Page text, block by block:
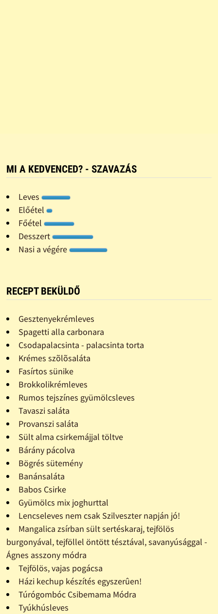
MI A KEDVENCED? - SZAVAZÁS
Leves
Előétel
Főétel
Desszert
Nasi a végére
RECEPT BEKÜLDŐ
Gesztenyekrémleves
Spagetti alla carbonara
Csodapalacsinta - palacsinta torta
Krémes szõlõsaláta
Fasírtos sünike
Brokkolikrémleves
Rumos tejszínes gyümölcsleves
Tavaszi saláta
Provanszi saláta
Sült alma csirkemájjal töltve
Bárány pácolva
Bögrés sütemény
Banánsaláta
Babos Csirke
Gyümölcs mix joghurttal
Lencseleves nem csak Szilveszter napján jó!
Mangalica zsírban sült sertéskaraj, tejfölös
burgonyával, tejföllel öntött tésztával, savanyúsággal -
Ágnes asszony módra
Tejfölös, vajas pogácsa
Házi kechup készítés egyszerûen!
Túrógombóc Csibemama Módra
Tyúkhúsleves